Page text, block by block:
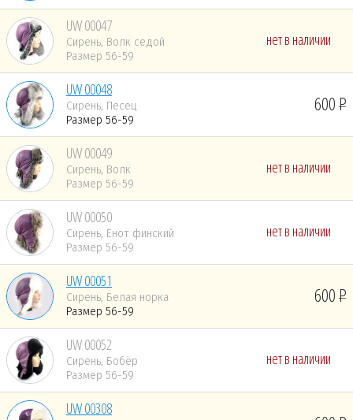
UW 00047
Сирень, Волк седой
Размер 56-59
нет в наличии
UW 00048
Сирень, Песец
Размер 56-59
600
UW 00049
Сирень, Волк
Размер 56-59
нет в наличии
UW 00050
Сирень, Енот финский
Размер 56-59
нет в наличии
UW 00051
Сирень, Белая норка
Размер 56-59
600
UW 00052
Сирень, Бобёр
Размер 56-59
нет в наличии
UW 00308